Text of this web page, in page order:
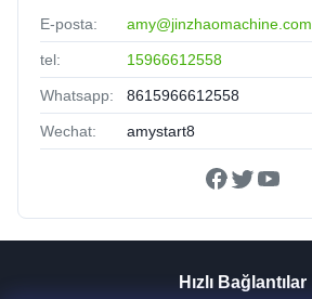
E-posta: amy@jinzhaomachine.com
tel: 15966612558
Whatsapp: 8615966612558
Wechat: amystart8
Hızlı Bağlantılar